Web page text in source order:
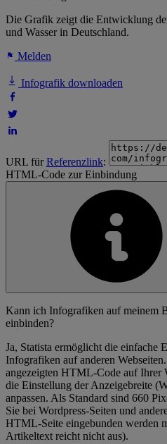
Die Grafik zeigt die Entwicklung
und Wasser in Deutschland.
Melden
Infografik downloaden
URL fürReferenzlink:
HTML-Code zur Einbindung
Kann ich Infografiken auf meinem
einbinden?
Ja, Statista ermöglicht die einfache
Infografiken auf anderen
angezeigten HTML-Code auf Ihrer
die Einstellung der Anzeigebreite
anpassen. Als Standard sind 660
Sie bei Wordpress-Seiten und
HTML-Seite eingebunden werden
Artikeltext reicht nicht aus).